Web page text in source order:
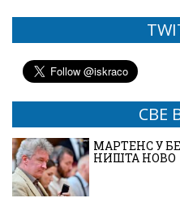
СВЕ
МАРТЕНС У
НИШТА НОВО